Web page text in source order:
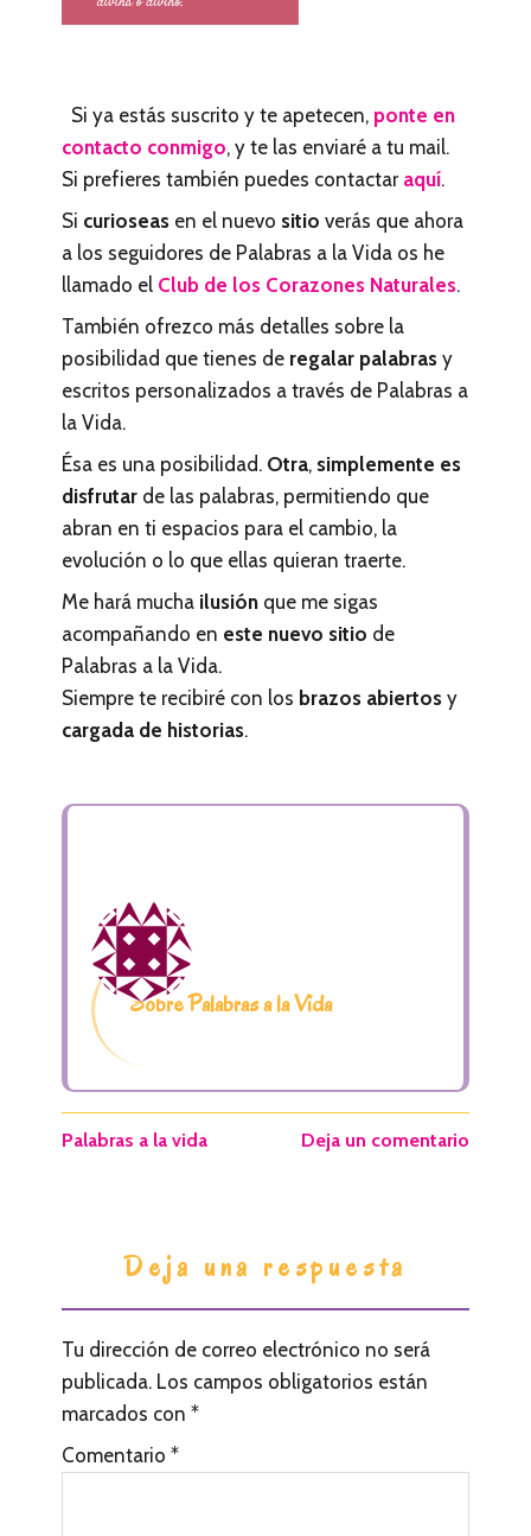
Si ya estás suscrito y te apetecen, ponte en
contacto conmigo, y te las enviaré a tu mail.
Si prefieres también puedes contactar aquí.
Si curioseas en el nuevo sitio verás que ahora
a los seguidores de Palabras a la Vida os he
llamado el Club de los Corazones Naturales.
También ofrezco más detalles sobre la
posibilidad que tienes de regalar palabras y
escritos personalizados a través de Palabras a
la Vida.
Ésa es una posibilidad. Otra, simplemente es
disfrutar de las palabras, permitiendo que
abran en ti espacios para el cambio, la
evolución o lo que ellas quieran traerte.
Me hará mucha ilusión que me sigas
acompañando en este nuevo sitio de
Palabras a la Vida.
Siempre te recibiré con los brazos abiertos y
cargada de historias.
Sobre Palabras a la Vida
Palabras a la vida Deja un comentario
Deja una respuesta
Tu dirección de correo electrónico no será
publicada. Los campos obligatorios están
marcados con*
Comentario*